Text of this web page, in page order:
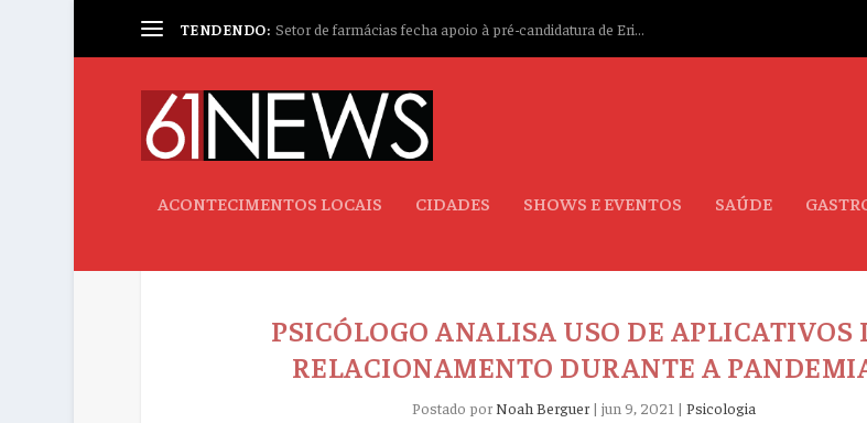
TENDENDO: Setor de farmácias fecha apoio à pré-candidatura de Eri...
ACONTECIMENTOS LOCAIS CIDADES SHOWS E EVENTOS SAÚDE
PSICÓLOGO ANALISA USO DE APLICATIVOS
RELACIONAMENTO DURANTE A
Postado por Noah Berguer| jun 9, 2021 | Psicologia